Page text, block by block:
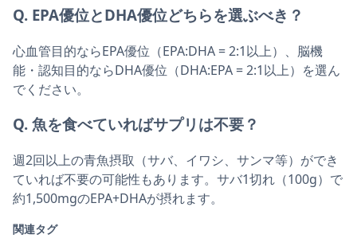
Q. EPA優位とDHA優位どちらを選ぶべき？
心血管目的ならEPA優位（EPA:DHA = 2:1以上）、脳機
能・認知目的ならDHA優位（DHA:EPA = 2:1以上）を選ん
でください。
Q. 魚を食べていればサプリは不要？
週2回以上の青魚摂取（サバ、イワシ、サンマ等）ができ
ていれば不要の可能性もあります。サバ1切れ（100g）で
約1,500mgのEPA+DHAが摂れます。
関連タグ